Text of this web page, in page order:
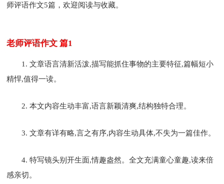
师评语作文5篇，欢迎阅读与收藏。
老师评语作文 篇1
1. 文章语言清新活泼,描写能抓住事物的主要特征,篇幅短小
精悍,值得一读。
2. 本文内容生动丰富,语言新颖清爽,结构独特合理。
3. 文章有详有略,言之有序,内容生动具体,不失为一篇佳作。
4. 特写镜头别开生面,情趣盎然。全文充满童心童趣,读来倍
感亲切。